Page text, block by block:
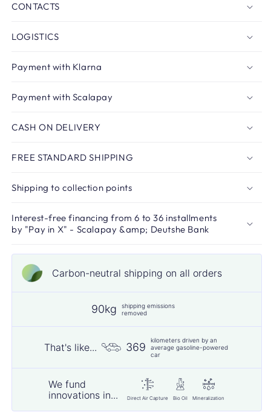
CONTACTS
LOGISTICS
Payment with Klarna
Payment with Scalapay
CASH ON DELIVERY
FREE STANDARD SHIPPING
Shipping to collection points
Interest-free financing from 6 to 36 installments
by "Pay in X" - Scalapay &amp; Deutshe Bank
Carbon-neutral shipping on all orders
90kg
shipping emissions
removed
That's like... 369
kilometers driven by an
average gasoline-powered
car
We fund
innovations in...
Direct Air Capture Bio Oil Mineralization